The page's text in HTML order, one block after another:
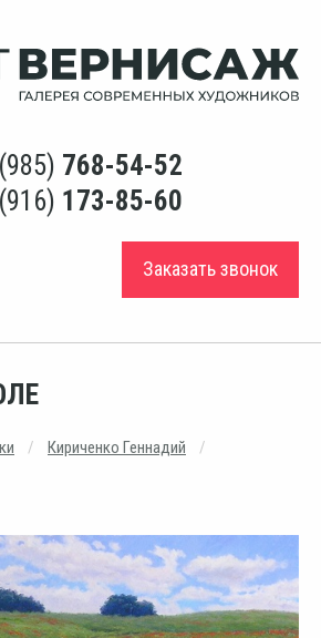
768-54-52
173-85-60
Заказать звонок
Кириченко Геннадий